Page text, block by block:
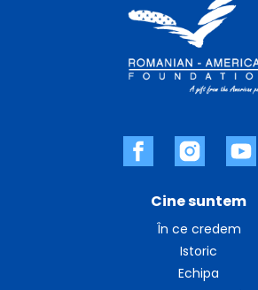
Cine suntem
În ce credem
Istoric
Echipa